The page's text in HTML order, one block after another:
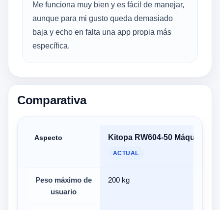
Me funciona muy bien y es fácil de manejar,
aunque para mi gusto queda demasiado
baja y echo en falta una app propia más
específica.
Comparativa
Aspecto Kitopa RW604-50 Máquina de
ACTUAL
Peso máximo de
usuario
200 kg